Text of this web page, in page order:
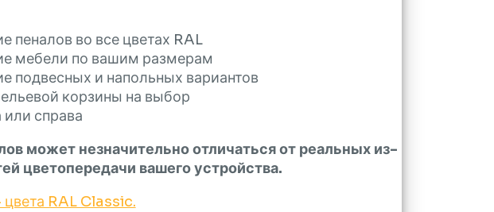
пеналов во все цветах RAL
мебели по вашим размерам
подвесных и напольных вариантов
корзины на выбор
или справа
может незначительно отличаться от реальных из-
цветопередачи вашего устройства.
RAL Classic.